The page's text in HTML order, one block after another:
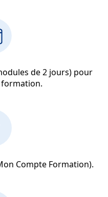
de 2 jours) pour
formation.
Compte Formation).